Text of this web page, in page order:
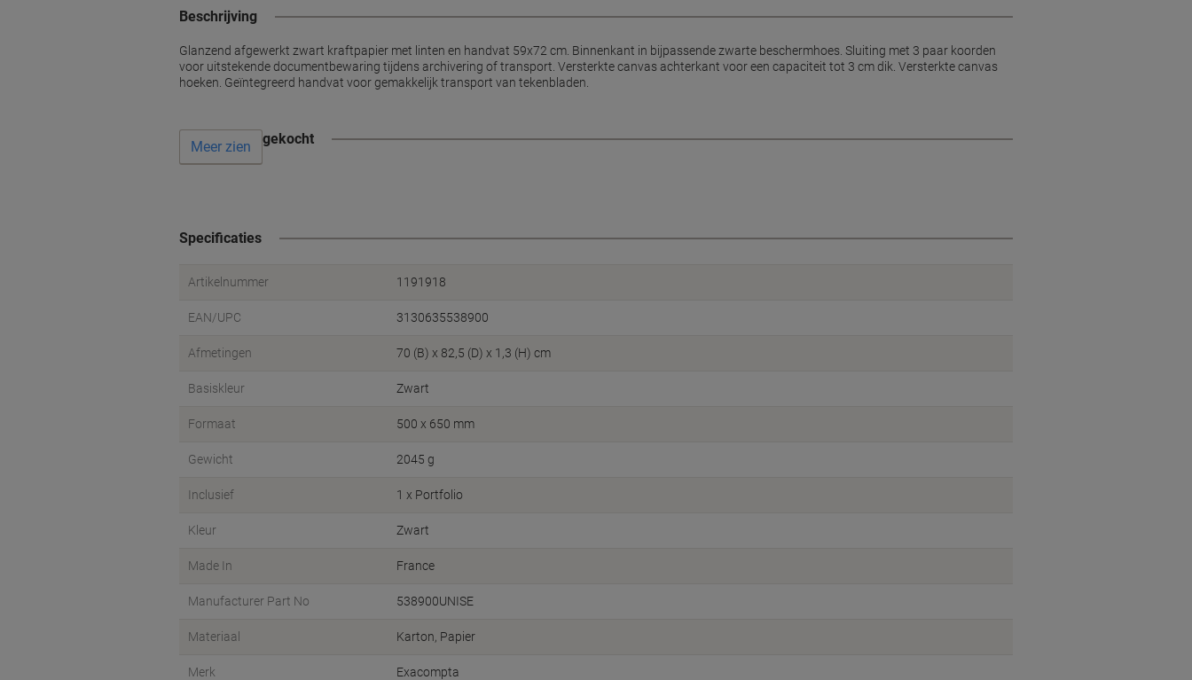
Beschrijving
Glanzend afgewerkt zwart kraftpapier met linten en handvat 59x72 cm. Binnenkant in bijpassende zwarte beschermhoes. Sluiting met 3 paar koorden
voor uitstekende documentbewaring tijdens archivering of transport. Versterkte canvas achterkant voor een capaciteit tot 3 cm dik. Versterkte canvas
hoeken. Geïntegreerd handvat voor gemakkelijk transport van tekenbladen.
Vaak samen gekocht
Meer zien
Specificaties
Artikelnummer 1191918
EAN/UPC 3130635538900
Afmetingen 70 (B) x 82,5 (D) x 1,3 (H) cm
Basiskleur Zwart
Formaat 500 x 650 mm
Gewicht 2045 g
Inclusief 1 x Portfolio
Kleur Zwart
Made In France
Manufacturer Part No 538900UNISE
Materiaal Karton, Papier
Merk Exacompta